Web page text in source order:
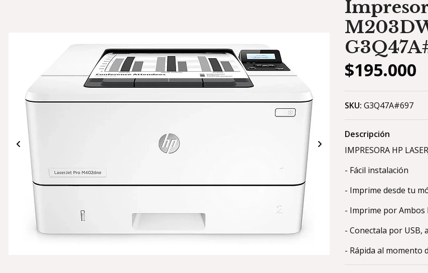
$195.000
SKU: G3Q47A#697
Descripción
IMPRESORA HP
- Fácil instalación
- Imprime desde tu
- Imprime por Ambos
- Conectala por USB,
- Rápida al momento